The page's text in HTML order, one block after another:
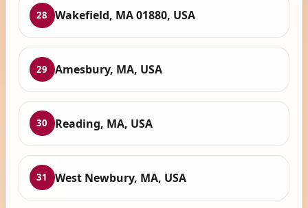
28 Wakefield, MA 01880, USA
29 Amesbury, MA, USA
30 Reading, MA, USA
31 West Newbury, MA, USA